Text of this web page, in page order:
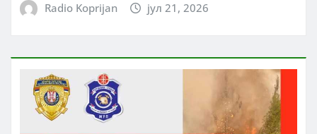
Radio Koprijan јул 21, 2026